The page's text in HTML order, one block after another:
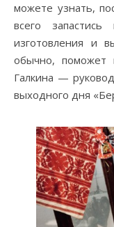
можете узнать,
всего
изготовления и
обычно, поможет
Галкина —
выходного дня